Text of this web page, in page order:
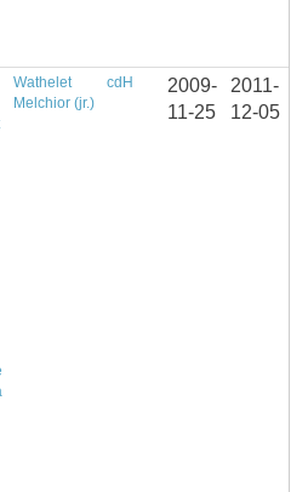
Wathelet
Melchior (jr.)
cdH
2009-
11-25
2011-
12-05